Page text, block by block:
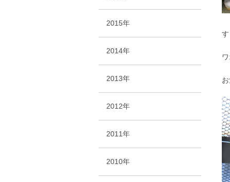
2015年
2014年
2013年
2012年
2011年
2010年